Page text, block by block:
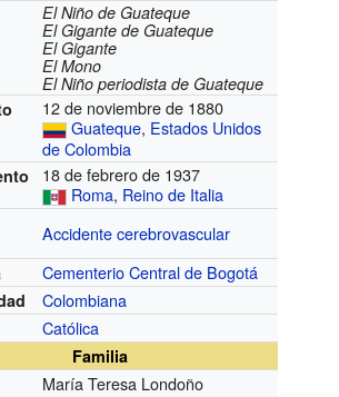
El Niño de Guateque
El Gigante de Guateque
El Gigante
El Mono
El Niño periodista de Guateque
12 de noviembre de 1880
Guateque, Estados Unidos
de Colombia
18 de febrero de 1937
Roma, Reino de Italia
Accidente cerebrovascular
Cementerio Central de Bogotá
Colombiana
Católica
Familia
María Teresa Londoño